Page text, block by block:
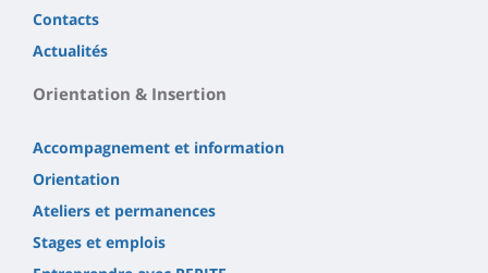
Contacts
Actualités
Orientation & Insertion
Accompagnement et information
Orientation
Ateliers et permanences
Stages et emplois